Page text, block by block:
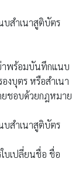
สำเนาสูติบัตร
าพร้อมบันทึกแนบ
งบุตร หรือสำเนา
ยชอบด้วยกฎหมาย
บสำเนาสูติบัตร
บเปลี่ยนชื่อ ชื่อ